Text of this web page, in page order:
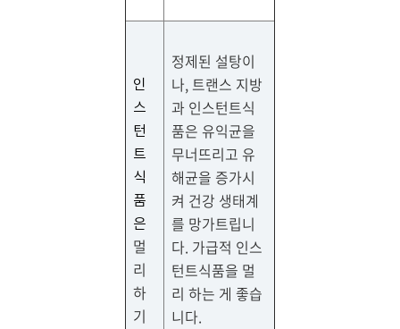
인
스
턴
트
식
품
은
멀
리
하
기
정제된 설탕이
나, 트랜스 지방
과 인스턴트식
품은 유익균을
무너뜨리고 유
해균을 증가시
켜 건강 생태계
를 망가트립니
다. 가급적 인스
턴트식품을 멀
리 하는 게 좋습
니다.